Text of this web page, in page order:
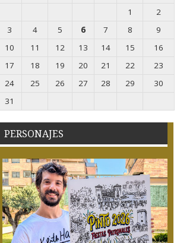
1
2
3
4 5 6 7 8
9
10
11 12 13 14 15
16
17
18 19 20 21 22
23
24
25 26 27 28 29
30
31
PERSONAJES